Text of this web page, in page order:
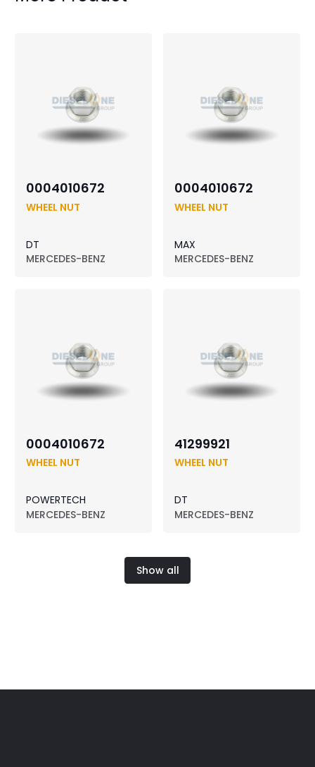
0004010672
WHEEL NUT
DT
MERCEDES-BENZ
0004010672
WHEEL NUT
MAX
MERCEDES-BENZ
0004010672
WHEEL NUT
POWERTECH
MERCEDES-BENZ
41299921
WHEEL NUT
DT
MERCEDES-BENZ
Show all